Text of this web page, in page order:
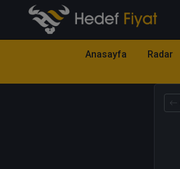
Anasayfa Radar